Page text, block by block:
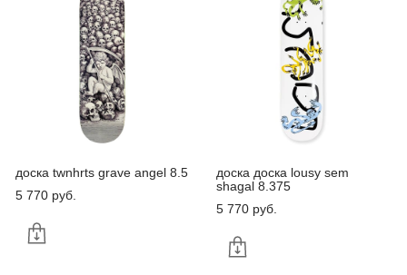
доска twnhrts grave angel 8.5
5 770 pуб.
доска доска lousy sem
shagal 8.375
5 770 pуб.